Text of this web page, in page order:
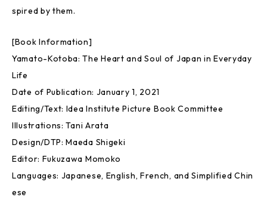
spired by them.
[Book Information]
Yamato-Kotoba: The Heart and Soul of Japan in Everyday
Life
Date of Publication: January 1, 2021
Editing/Text: Idea Institute Picture Book Committee
Illustrations: Tani Arata
Design/DTP: Maeda Shigeki
Editor: Fukuzawa Momoko
Languages: Japanese, English, French, and Simplified Chin
ese